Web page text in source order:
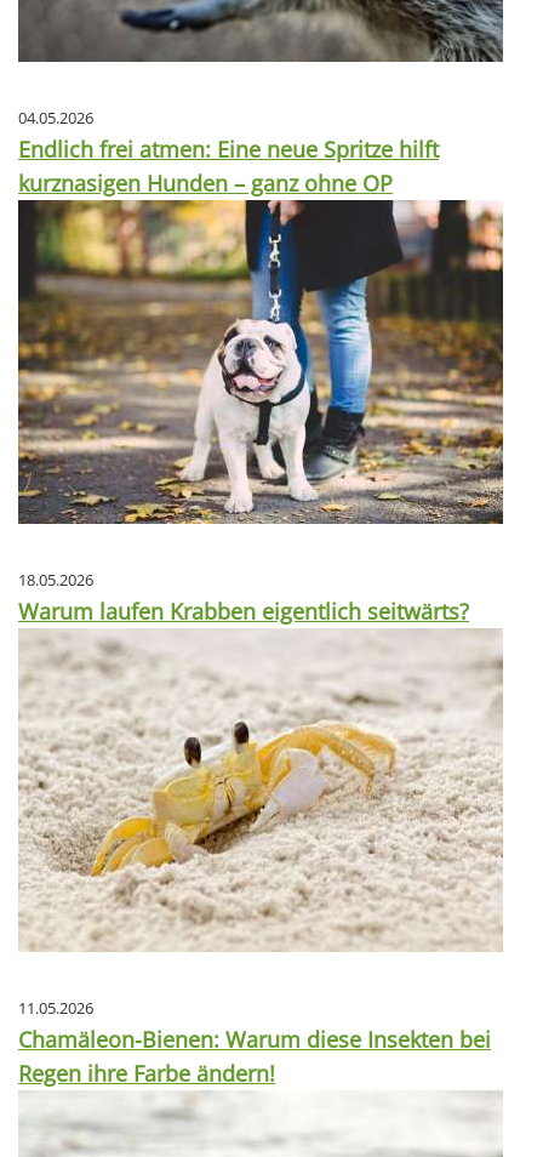
04.05.2026
Endlich frei atmen: Eine neue Spritze hilft
kurznasigen Hunden – ganz ohne OP
18.05.2026
Warum laufen Krabben eigentlich seitwärts?
11.05.2026
Chamäleon-Bienen: Warum diese Insekten bei
Regen ihre Farbe ändern!